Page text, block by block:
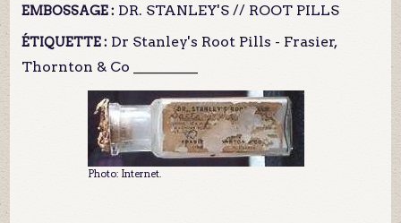
EMBOSSAGE : DR. STANLEY'S // ROOT PILLS
ÉTIQUETTE : Dr Stanley's Root Pills - Frasier,
Thornton & Co _________
Photo: Internet.